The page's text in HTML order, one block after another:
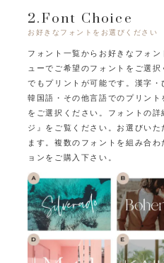
2.Font Choice
お好きなフォントをお選びください
フォント一覧からお好きなフォ
ューでご希望のフォントをご選択
でもプリントが可能です。 漢字・
韓国語・その他言語でのプリン
をご選択ください。
フォントの詳
ジ』をご覧ください。 お選びいた
ます。 複数のフォントを組み合
ョンをご購入下さい。